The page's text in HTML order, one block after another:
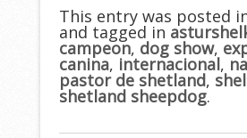
This entry was posted
and tagged in
campeon, dog show,
canina, internacional,
pastor de shetland,
shetland sheepdog.